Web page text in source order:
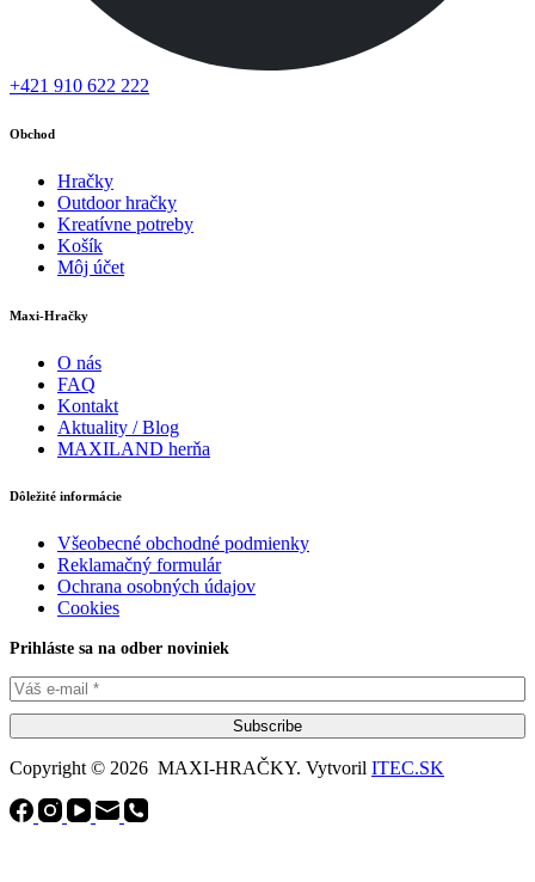
+421 910 622 222
Obchod
Hračky
Outdoor hračky
Kreatívne potreby
Košík
Môj účet
Maxi-Hračky
O nás
FAQ
Kontakt
Aktuality / Blog
MAXILAND herňa
Dôležité informácie
Všeobecné obchodné podmienky
Reklamačný formulár
Ochrana osobných údajov
Cookies
Prihláste sa na odber noviniek
Subscribe
Copyright © 2026 MAXI-HRAČKY. Vytvoril ITEC.SK